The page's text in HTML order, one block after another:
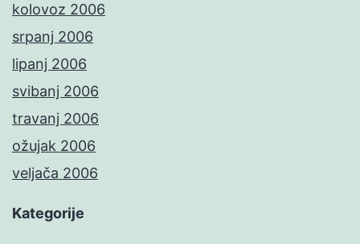
kolovoz 2006
srpanj 2006
lipanj 2006
svibanj 2006
travanj 2006
ožujak 2006
veljača 2006
Kategorije